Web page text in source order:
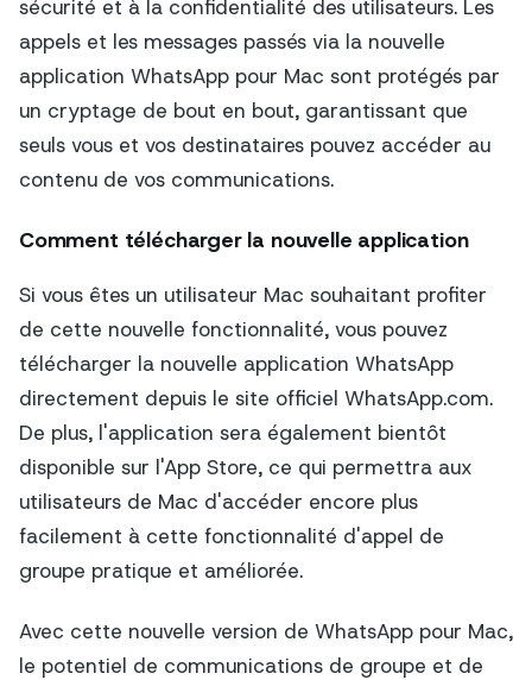
sécurité et à la confidentialité des utilisateurs. Les
appels et les messages passés via la nouvelle
application WhatsApp pour Mac sont protégés par
un cryptage de bout en bout, garantissant que
seuls vous et vos destinataires pouvez accéder au
contenu de vos communications.
Comment télécharger la nouvelle application
Si vous êtes un utilisateur Mac souhaitant profiter
de cette nouvelle fonctionnalité, vous pouvez
télécharger la nouvelle application WhatsApp
directement depuis le site officiel WhatsApp.com.
De plus, l'application sera également bientôt
disponible sur l'App Store, ce qui permettra aux
utilisateurs de Mac d'accéder encore plus
facilement à cette fonctionnalité d'appel de
groupe pratique et améliorée.
Avec cette nouvelle version de WhatsApp pour Mac,
le potentiel de communications de groupe et de